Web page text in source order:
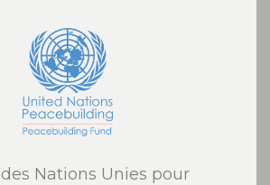
Nations Unies pour